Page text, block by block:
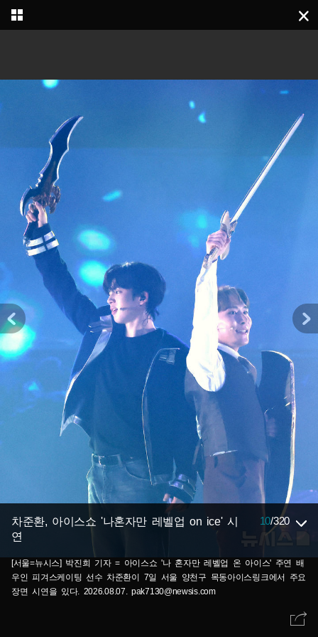
차준환, 아이스쇼 '나혼자만 레벨업 on ice' 시
연
10/320
[서울=뉴시스] 박진희 기자 = 아이스쇼 '나 혼자만 레벨업 온 아이스' 주연 배
우인 피겨스케이팅 선수 차준환이 7일 서울 양천구 목동아이스링크에서 주요
장면 시연을 있다. 2026.08.07. pak7130@newsis.com